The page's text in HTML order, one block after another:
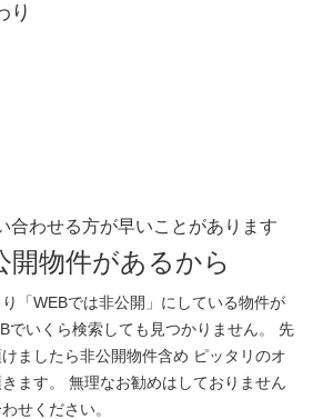
り
合わせる方が早いことがあります
開物件があるから
「WEBでは非公開」にしている物件が
でいくら検索しても見つかりません。 先
ましたら非公開物件含め ピッタリのオ
ます。 無理なお勧めはしておりません
せください。